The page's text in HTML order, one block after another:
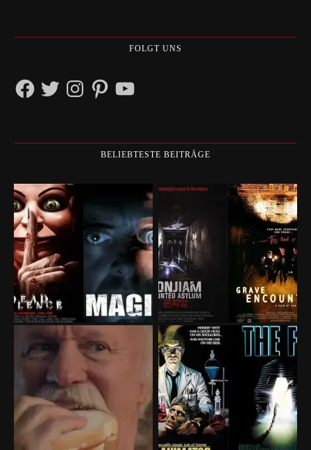
FOLGT UNS
FacebookTwitterInstagramPinterestYouTube
BELIEBTESTE BEITRÄGE